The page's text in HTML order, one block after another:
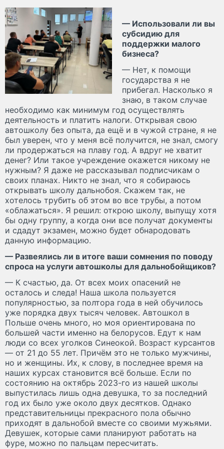
— Использовали ли вы
субсидию для
поддержки малого
бизнеса?
— Нет, к помощи
государства я не
прибегал. Насколько я
знаю, в таком случае
необходимо как минимум год осуществлять
деятельность и платить налоги. Открывая свою
автошколу без опыта, да ещё и в чужой стране, я не
был уверен, что у меня всё получится, не знал, смогу
ли продержаться на плаву год. А вдруг не хватит
денег? Или такое учреждение окажется никому не
нужным? Я даже не рассказывал подписчикам о
своих планах. Никто не знал, что я собираюсь
открывать школу дальнобоя. Скажем так, не
хотелось трубить об этом во все трубы, а потом
«облажаться». Я решил: открою школу, выпущу хотя
бы одну группу, а когда они все получат документы
и сдадут экзамен, можно будет обнародовать
данную информацию.
— Развеялись ли в итоге ваши сомнения по поводу
спроса на услуги автошколы для дальнобойщиков?
— К счастью, да. От всех моих опасений не
осталось и следа! Наша школа пользуется
популярностью, за полтора года в ней обучилось
уже порядка двух тысяч человек. Автошкол в
Польше очень много, но моя ориентирована по
большей части именно на белорусов. Едут к нам
люди со всех уголков Синеокой. Возраст курсантов
— от 21 до 55 лет. Причём это не только мужчины,
но и женщины. Их, к слову, в последнее время на
наших курсах становится всё больше. Если по
состоянию на октябрь 2023-го из нашей школы
выпустилась лишь одна девушка, то за последний
год их было уже около двух десятков. Однако
представительницы прекрасного пола обычно
приходят в дальнобой вместе со своими мужьями.
Девушек, которые сами планируют работать на
фуре, можно по пальцам пересчитать.